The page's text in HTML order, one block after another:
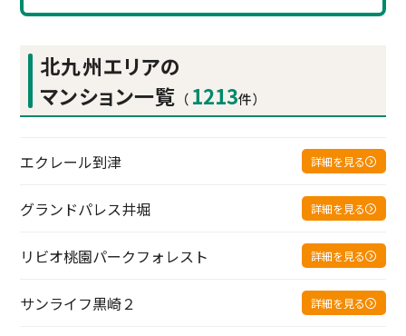
北九州エリアの
マンション一覧 （ 1213件）
エクレール到津 詳細を見る
グランドパレス井堀 詳細を見る
リビオ桃園パークフォレスト 詳細を見る
サンライフ黒崎２ 詳細を見る